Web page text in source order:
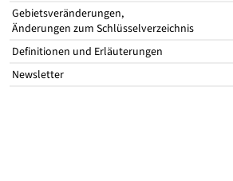
Gebietsveränderungen,
Änderungen zum Schlüsselverzeichnis
Definitionen und Erläuterungen
Newsletter